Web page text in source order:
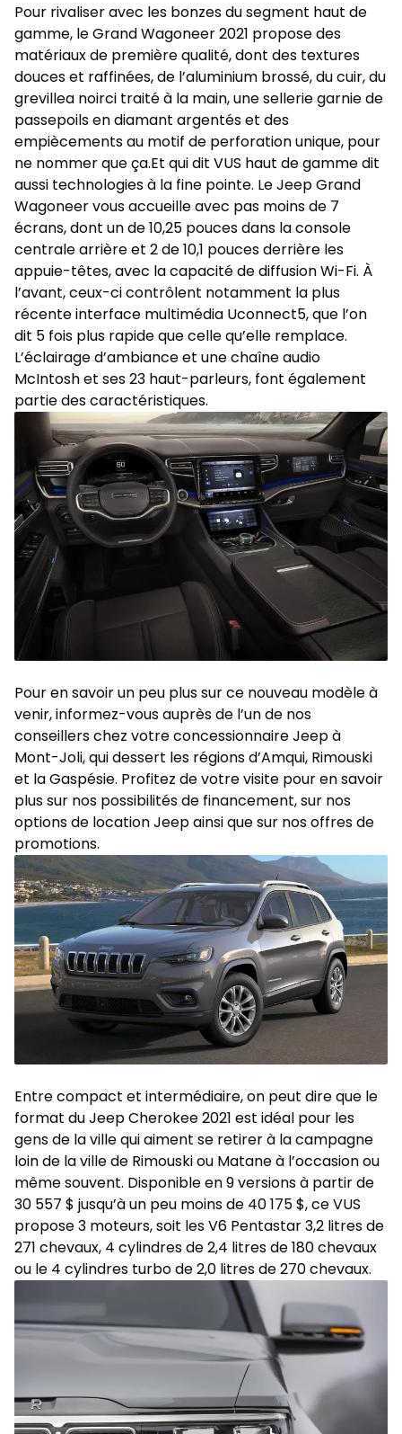
Pour rivaliser avec les bonzes du segment haut de
gamme, le Grand Wagoneer 2021 propose des
matériaux de première qualité, dont des textures
douces et raffinées, de l’aluminium brossé, du cuir, du
grevillea noirci traité à la main, une sellerie garnie de
passepoils en diamant argentés et des
empiècements au motif de perforation unique, pour
ne nommer que ça.Et qui dit VUS haut de gamme dit
aussi technologies à la fine pointe. Le Jeep Grand
Wagoneer vous accueille avec pas moins de 7
écrans, dont un de 10,25 pouces dans la console
centrale arrière et 2 de 10,1 pouces derrière les
appuie-têtes, avec la capacité de diffusion Wi-Fi. À
l’avant, ceux-ci contrôlent notamment la plus
récente interface multimédia Uconnect5, que l’on
dit 5 fois plus rapide que celle qu’elle remplace.
L’éclairage d’ambiance et une chaîne audio
McIntosh et ses 23 haut-parleurs, font également
partie des caractéristiques.
Pour en savoir un peu plus sur ce nouveau modèle à
venir,informez-vousauprès de l’un de nos
conseillers chez votreconcessionnaire Jeep à
Mont-Joli, qui dessert les régions d’Amqui, Rimouski
et la Gaspésie. Profitez de votre visite pour en savoir
plus sur nos possibilités de financement, sur nos
options de location Jeep ainsi que sur nos offres de
promotions.
Entre compact et intermédiaire, on peut dire que le
format du Jeep Cherokee 2021 est idéal pour les
gens de la ville qui aiment se retirer à la campagne
loin de la ville de Rimouski ou Matane à l’occasion ou
même souvent. Disponible en 9 versions à partir de
30 557 $ jusqu’à un peu moins de 40 175 $, ce VUS
propose 3 moteurs, soit les V6 Pentastar 3,2 litres de
271 chevaux, 4 cylindres de 2,4 litres de 180 chevaux
ou le 4 cylindres turbo de 2,0 litres de 270 chevaux.